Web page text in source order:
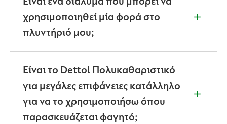
χρησιμοποιηθεί μία φορά στο
πλυντήριό μου;
χρησιμοποιήσετε σε πάγκους εργασίας, κουζίνας και
τραπέζια. Μάθετε περισσότερα γι’ αυτό παραπάνω.
Είναι το Dettol Πολυκαθαριστικό
για μεγάλες επιφάνειες κατάλληλο
για να το χρησιμοποιήσω όπου
παρασκευάζεται φαγητό;